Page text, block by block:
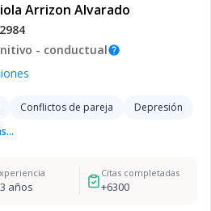
Arrizon Alvarado
- conductualhelp
Conflictos de pareja
Depresión
años
Citas completadas
+6300